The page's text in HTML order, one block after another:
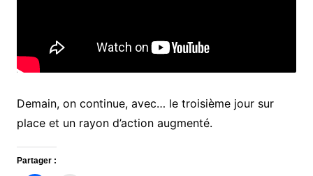
Demain, on continue, avec… le troisième jour sur
place et un rayon d’action augmenté.
Partager :